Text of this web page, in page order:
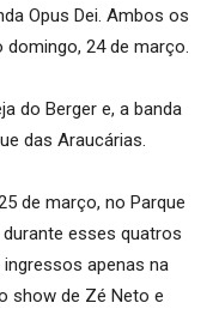
Opus Dei. Ambos os
24 de março.
do Berger e, a banda
das Araucárias.
de março, no Parque
esses quatros
apenas na
show de Zé Neto e